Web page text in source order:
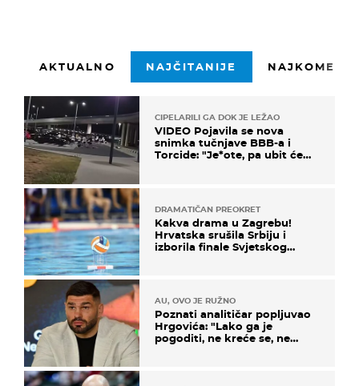
AKTUALNO NAJČITANIJE
CIPELARILI GA DOK JE LEŽAO
VIDEO Pojavila se nova
snimka tučnjave BBB-a i
Torcide: "Je*ote, pa ubit će
DRAMATIČAN PREOKRET
Kakva drama u Zagrebu!
Hrvatska srušila Srbiju i
izborila finale Svjetskog
AU, OVO JE RUŽNO
Poznati analitičar popljuvao
Hrgovića: "Lako ga je
pogoditi, ne kreće se, ne